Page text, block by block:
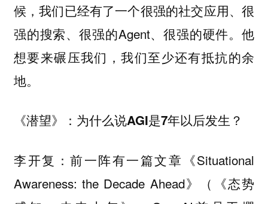
候，我们已经有了一个很强的社交应用、很
强的搜索、很强的Agent、很强的硬件。他
想要来碾压我们，我们至少还有抵抗的余
地。
《潜望》：为什么说AGI是7年以后发生？
李开复：前一阵有一篇文章《Situational
Awareness: the Decade Ahead》（《态势